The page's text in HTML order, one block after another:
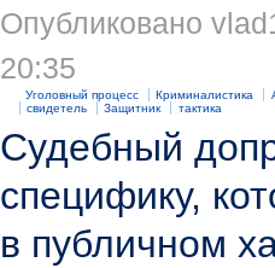
Опубликовано
20:35
Уголовный процесс Криминалистика
свидетель
Защитник тактика
Судебный
специфику,
в публичном